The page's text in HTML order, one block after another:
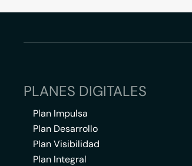
PLANES DIGITALES
Plan Impulsa
Plan Desarrollo
Plan Visibilidad
Plan Integral